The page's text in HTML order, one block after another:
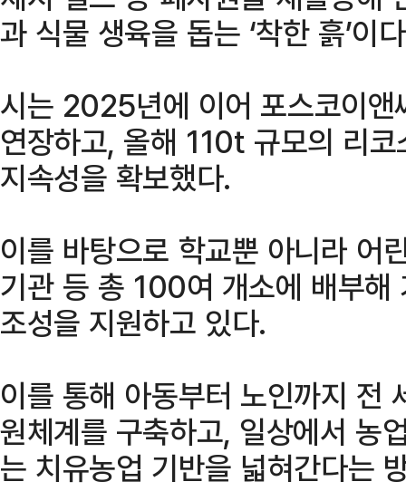
과 식물 생육을 돕는 ‘착한 흙’이
시는 2025년에 이어 포스코이
연장하고, 올해 110t 규모의 리
지속성을 확보했다.
이를 바탕으로 학교뿐 아니라 어
기관 등 총 100여 개소에 배부해
조성을 지원하고 있다.
이를 통해 아동부터 노인까지 전
원체계를 구축하고, 일상에서 농
는 치유농업 기반을 넓혀간다는